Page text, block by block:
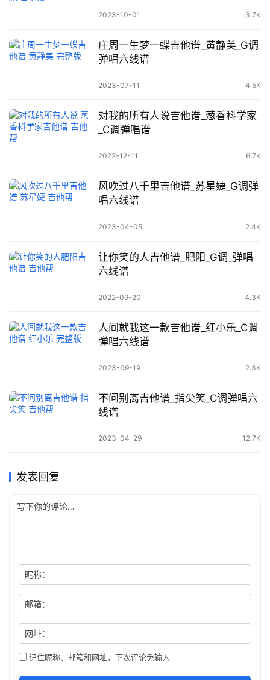
2023-10-01 3.7K
庄周一生梦一蝶吉他谱_黄静美_G调
弹唱六线谱
2023-07-11 4.5K
对我的所有人说吉他谱_葱香科学家
_C调弹唱谱
2022-12-11 6.7K
风吹过八千里吉他谱_苏星婕_G调弹
唱六线谱
2023-04-05 2.4K
让你笑的人吉他谱_肥阳_G调_弹唱
六线谱
2022-09-20 4.3K
人间就我这一款吉他谱_红小乐_C调
弹唱六线谱
2023-09-19 2.3K
不问别离吉他谱_指尖笑_C调弹唱六
线谱
2023-04-29 12.7K
发表回复
昵称：
邮箱：
网址：
记住昵称、邮箱和网址，下次评论免输入